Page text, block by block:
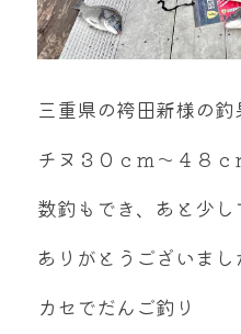
お問い合わせ
三重県の袴田新様の釣
チヌ３０ｃｍ～４８ｃ
数釣もでき、あと少し
ありがとうございまし
カセでだんご釣り